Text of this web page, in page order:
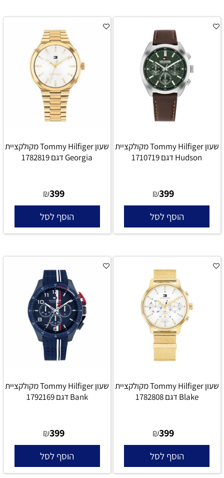
שעון Tommy Hilfiger מקולקציית
Hudson דגם 1710719
₪399
הוסף לסל
שעון Tommy Hilfiger מקולקציית
Georgia דגם 1782819
₪399
הוסף לסל
שעון Tommy Hilfiger מקולקציית
Blake דגם 1782808
₪399
הוסף לסל
שעון Tommy Hilfiger מקולקציית
Bank דגם 1792169
₪399
הוסף לסל